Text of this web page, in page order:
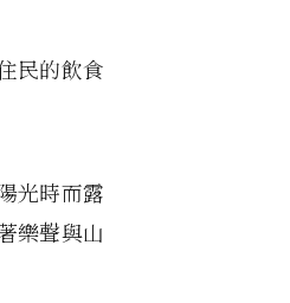
民的飲食
光時而露
樂聲與山